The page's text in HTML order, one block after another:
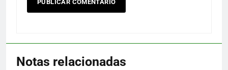
Notas relacionadas